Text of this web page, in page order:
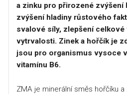
a zinku pro přirozené zvýšení
zvýšení hladiny růstového
svalové síly, zlepšení
vytrvalosti. Zinek a hořčík je
jsou pro organismus vysoce
vitamínu B6.
ZMA je minerální směs hořčíku a